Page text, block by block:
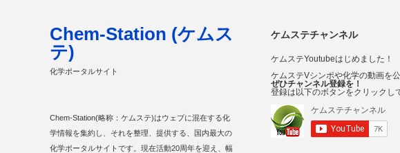
ケムステチャンネル
ケムステYoutubeはじめました！
ケムステVシンポや化学の動画を公
ぜひチャンネル登録を！
登録は以下のボタンをクリックし
Chem-Station (ケムス
テ)
化学ポータルサイト
Chem-Station(略称：ケムステ)はウェブに混在する化
学情報を集約し、それを整理、提供する、国内最大の
化学ポータルサイトです。現在活動20周年を迎え、幅